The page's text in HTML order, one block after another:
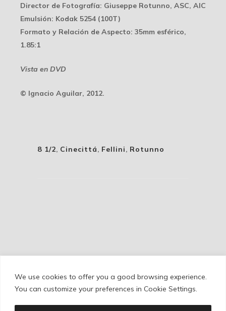
We use cookies to offer you a good browsing experience.
You can customize your preferences in Cookie Settings.
Director de Fotografía: Giuseppe Rotunno, ASC, AIC
Emulsión: Kodak 5254 (100T)
Formato y Relación de Aspecto: 35mm esférico,
1.85:1
Vista en DVD
© Ignacio Aguilar, 2012.
8 1/2, Cinecittá, Fellini, Rotunno
Cookie Policy/Privacy Policy /Legal Warning